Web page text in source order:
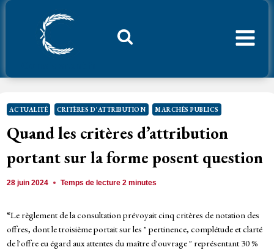
Aller
ACTUALITÉ CRITÈRES D'ATTRIBUTION MARCHÉS PUBLICS
Quand les critères d’attribution
portant sur la forme posent question
28 juin 2024 Temps de lecture2 minutes
“Le règlement de la consultation prévoyait cinq critères de notation des
offres, dont le troisième portait sur les " pertinence, complétude et clarté
de l'offre eu égard aux attentes du maître d'ouvrage " représentant 30 %